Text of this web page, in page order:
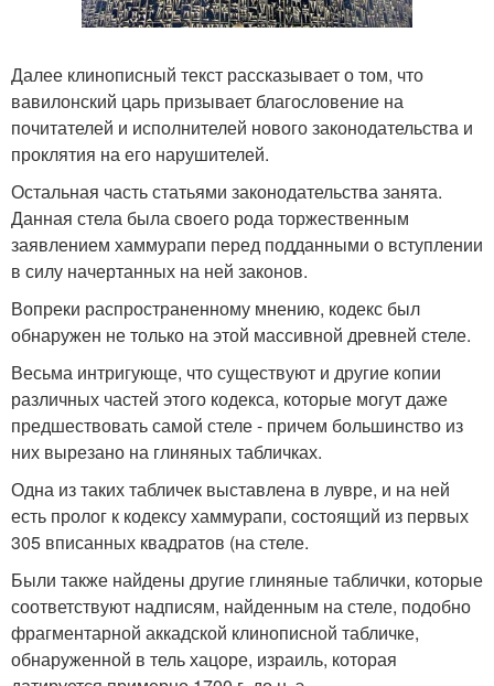
Далее клинописный текст рассказывает о том, что
вавилонский царь призывает благословение на
почитателей и исполнителей нового законодательства и
проклятия на его нарушителей.
Остальная часть статьями законодательства занята.
Данная стела была своего рода торжественным
заявлением хаммурапи перед подданными о вступлении
в силу начертанных на ней законов.
Вопреки распространенному мнению, кодекс был
обнаружен не только на этой массивной древней стеле.
Весьма интригующе, что существуют и другие копии
различных частей этого кодекса, которые могут даже
предшествовать самой стеле - причем большинство из
них вырезано на глиняных табличках.
Одна из таких табличек выставлена в лувре, и на ней
есть пролог к кодексу хаммурапи, состоящий из первых
305 вписанных квадратов (на стеле.
Были также найдены другие глиняные таблички, которые
соответствуют надписям, найденным на стеле, подобно
фрагментарной аккадской клинописной табличке,
обнаруженной в тель хацоре, израиль, которая